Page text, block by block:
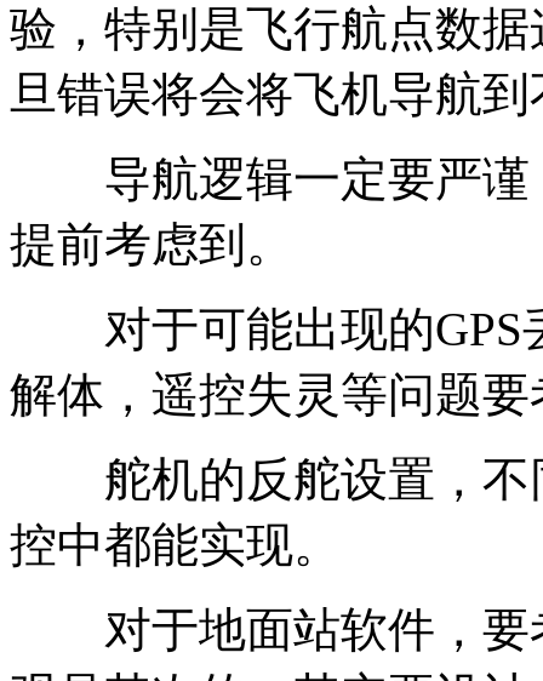
验，特别是飞行航点数
旦错误将会将飞机导航
导航逻辑一定要严谨
提前考虑到。
对于可能出现的GPS
解体，遥控失灵等问题
舵机的反舵设置，不
控中都能实现。
对于地面站软件，要